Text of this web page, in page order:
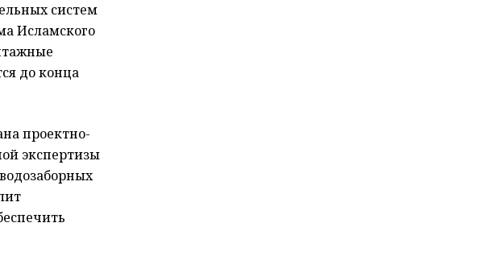
систем
Исламского
до конца
проектно-
экспертизы